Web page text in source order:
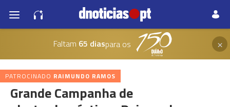
Faltam 65 diaspara os ×
PATROCINADO RAIMUNDO RAMOS
Grande Campanha de